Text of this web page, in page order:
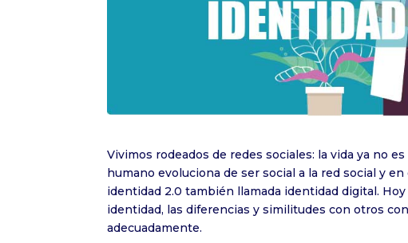
Vivimos rodeados de redes sociales: la vida ya no
humano evoluciona de ser social a la red social y
identidad 2.0 también llamada identidad digital.
identidad, las diferencias y similitudes con otros
adecuadamente.